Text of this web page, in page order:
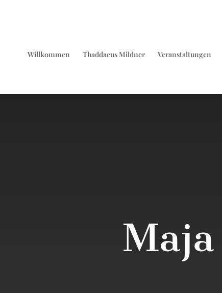
Willkommen Thaddaeus Mildner Veranstaltungen